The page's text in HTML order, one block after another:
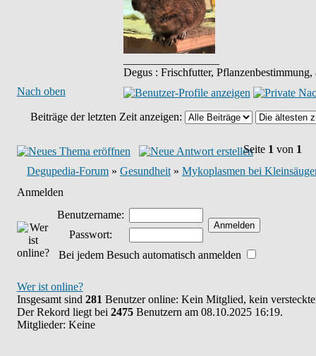
Degus : Frischfutter,
Nach oben
Beiträge der letzten Zeit anzeigen:
Seite 1 von 1
Degupedia-Forum » Gesundheit » Mykoplasmen bei
Anmelden
Benutzername:
Passwort:
Bei jedem Besuch automatisch anmelden
Wer ist online?
Insgesamt sind 281 Benutzer online: Kein Mitglied, kein
Der Rekord liegt bei 2475Benutzern am 08.10.2025 16:19.
Mitglieder: Keine